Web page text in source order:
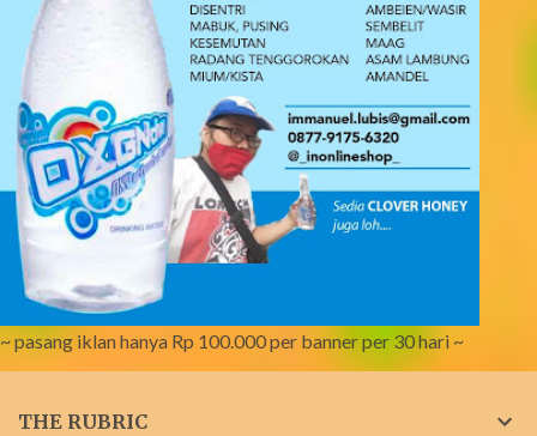
~ pasang iklan hanya Rp 100.000 per banner per 30 hari ~
THE RUBRIC